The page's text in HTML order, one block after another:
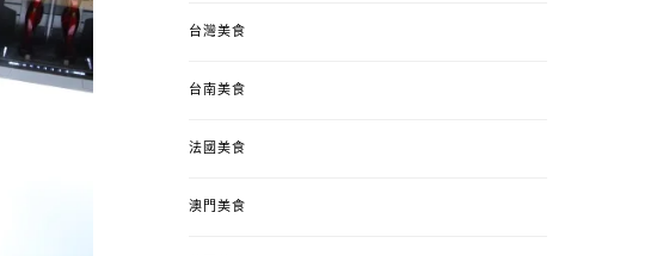
台灣美食
台南美食
法國美食
澳門美食